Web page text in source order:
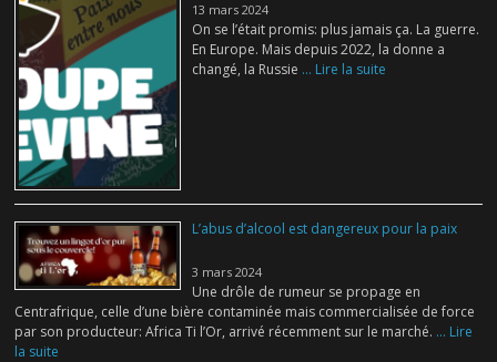
13 mars 2024
On se l’était promis: plus jamais ça. La guerre.
En Europe. Mais depuis 2022, la donne a
changé, la Russie ... Lire la suite
L’abus d’alcool est dangereux pour la paix
3 mars 2024
Une drôle de rumeur se propage en
Centrafrique, celle d’une bière contaminée mais commercialisée de force
par son producteur: Africa Ti l’Or, arrivé récemment sur le marché. ... Lire
la suite